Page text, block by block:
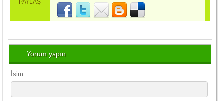
PAYLAŞ
Yorum yapın
İsim :